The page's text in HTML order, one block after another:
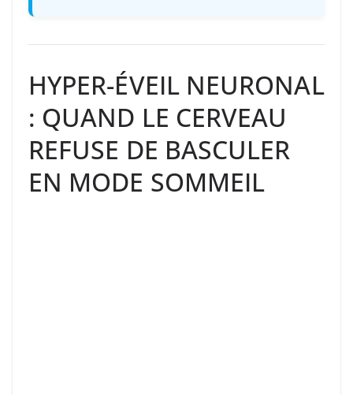
HYPER-ÉVEIL NEURONAL
: QUAND LE CERVEAU
REFUSE DE BASCULER
EN MODE SOMMEIL